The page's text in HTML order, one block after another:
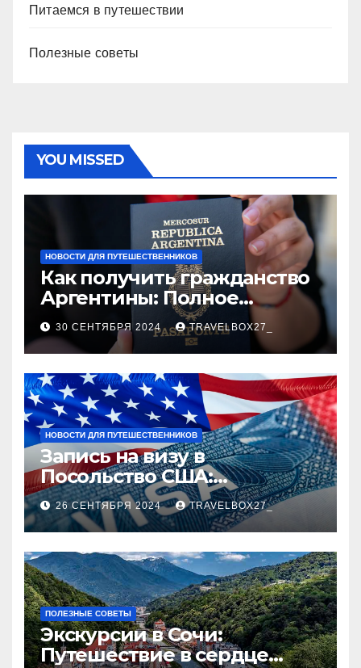
Питаемся в путешествии
Полезные советы
YOU MISSED
НОВОСТИ ДЛЯ ПУТЕШЕСТВЕННИКОВ
Как получить гражданство
Аргентины: Полное
руководство
30 СЕНТЯБРЯ 2024 TRAVELBOX27_
НОВОСТИ ДЛЯ ПУТЕШЕСТВЕННИКОВ
Запись на визу в
Посольство США:
Пошаговое руководство
26 СЕНТЯБРЯ 2024 TRAVELBOX27_
ПОЛЕЗНЫЕ СОВЕТЫ
Экскурсии в Сочи:
Путешествие в сердце